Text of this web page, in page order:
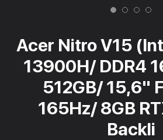
Acer Nitro V15
13900H/ DDR4
512GB/ 15,6"
165Hz/ 8GB
Backli